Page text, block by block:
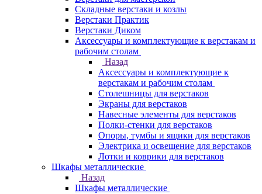
Складные верстаки и козлы
Верстаки Практик
Верстаки Диком
Аксессуары и комплектующие к верстакам и
рабочим столам
Назад
Аксессуары и комплектующие к
верстакам и рабочим столам
Столешницы для верстаков
Экраны для верстаков
Навесные элементы для верстаков
Полки-стенки для верстаков
Опоры, тумбы и ящики для верстаков
Электрика и освещение для верстаков
Лотки и коврики для верстаков
Шкафы металлические
Назад
Шкафы металлические